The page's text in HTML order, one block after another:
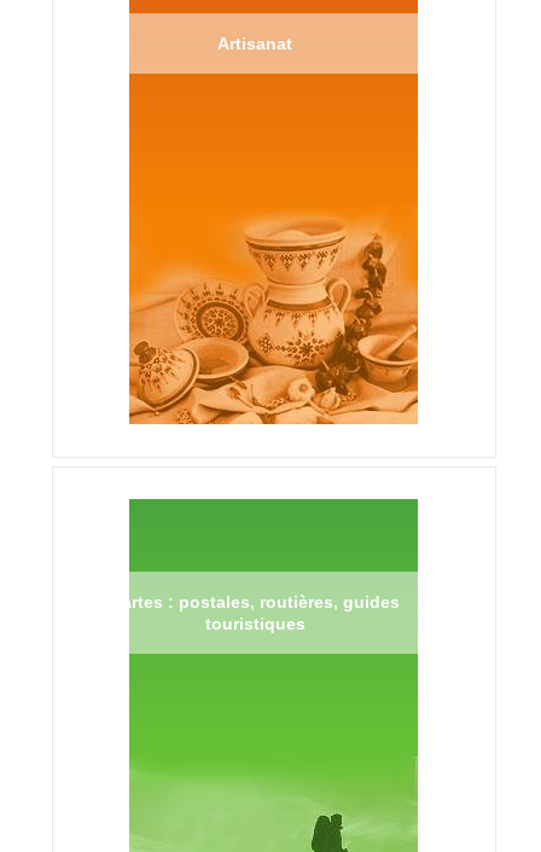
Artisanat
Cartes : postales, routières, guides
touristiques